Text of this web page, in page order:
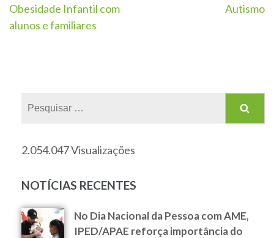
Obesidade Infantil com
alunos e familiares
Autismo
2.054.047 Visualizações
NOTÍCIAS RECENTES
No Dia Nacional da Pessoa com AME,
IPED/APAE reforça importância do